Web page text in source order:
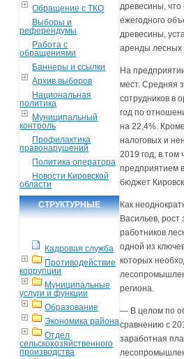
Обращение с ТКО
Выборы и
референдумы
Работа с
обращениями
Баннеры и ссылки
Архив выборов
Национальная
политика
Муниципальный
контроль
Профилактика
правонарушений
Политика оператора
Новости Кировской
области
СТРУКТУРНЫЕ
Кадровая служба
Противодействие
коррупции
Муниципальные
услуги и функции
Образование
Экономика района
Отдел
сельскохозяйственного
производства
древесины, что
ежегодного
древесины,
аренды лесных
На
мест. Средняя
сотрудников в
год по
на 22,4%.
налоговых и
2019 год, в том
предприятием
бюджет
Как
Васильев,
работников
одной из
которых
региона.
— В целом по
сравнению с
заработная